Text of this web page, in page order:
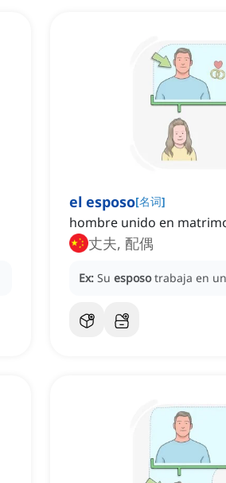
el esposo[名词]
hombre unido en
丈夫, 配偶
Ex: Su esposo trabaja en